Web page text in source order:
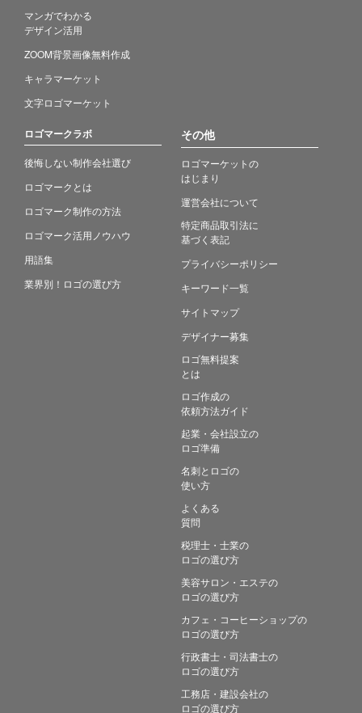
マンガでわかる
デザイン活用
ZOOM背景画像無料作成
キャラマーケット
文字ロゴマーケット
ロゴマークラボ
後悔しない制作会社選び
ロゴマークとは
ロゴマーク制作の方法
ロゴマーク活用ノウハウ
用語集
業界別！ロゴの選び方
その他
ロゴマーケットの
はじまり
運営会社について
特定商品取引法に
基づく表記
プライバシーポリシー
キーワード一覧
サイトマップ
デザイナー募集
ロゴ無料提案
とは
ロゴ作成の
依頼方法ガイド
起業・会社設立の
ロゴ準備
名刺とロゴの
使い方
よくある
質問
税理士・士業の
ロゴの選び方
美容サロン・エステの
ロゴの選び方
カフェ・コーヒーショップの
ロゴの選び方
行政書士・司法書士の
ロゴの選び方
工務店・建設会社の
ロゴの選び方